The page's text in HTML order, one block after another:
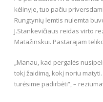
kėlinyje, tuo pačiu
Rungtynių lemtis nulemta
J.Stankevičiaus reidas virto
Matažinskui. Pastarajam
„Manau, kad pergalės
tokį žaidimą, kokį noriu
turėsime padirbėti“, –